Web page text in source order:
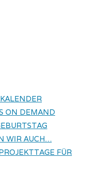
ON DEMAND
WIR AUCH…
FÜR